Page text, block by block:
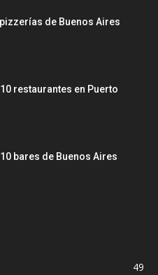
de Buenos Aires
restaurantes en Puerto
bares de Buenos Aires
49